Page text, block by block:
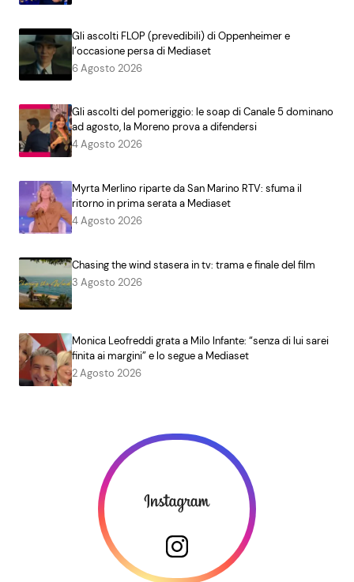
Gli ascolti FLOP (prevedibili) di Oppenheimer e
l’occasione persa di Mediaset
6 Agosto 2026
Gli ascolti del pomeriggio: le soap di Canale 5 dominano
ad agosto, la Moreno prova a difendersi
4 Agosto 2026
Myrta Merlino riparte da San Marino RTV: sfuma il
ritorno in prima serata a Mediaset
4 Agosto 2026
Chasing the wind stasera in tv: trama e finale del film
3 Agosto 2026
Monica Leofreddi grata a Milo Infante: “senza di lui sarei
finita ai margini” e lo segue a Mediaset
2 Agosto 2026